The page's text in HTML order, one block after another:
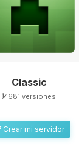
Classic
681 versiones
Crear mi servidor